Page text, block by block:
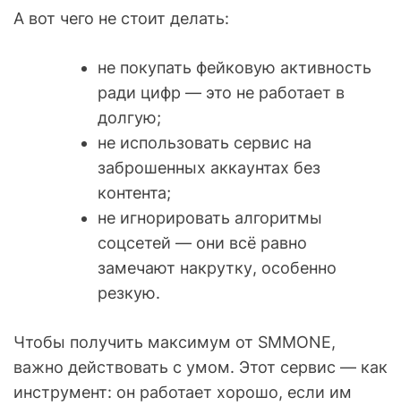
А вот чего не стоит делать:
не покупать фейковую активность
ради цифр — это не работает в
долгую;
не использовать сервис на
заброшенных аккаунтах без
контента;
не игнорировать алгоритмы
соцсетей — они всё равно
замечают накрутку, особенно
резкую.
Чтобы получить максимум от SMMONE,
важно действовать с умом. Этот сервис — как
инструмент: он работает хорошо, если им